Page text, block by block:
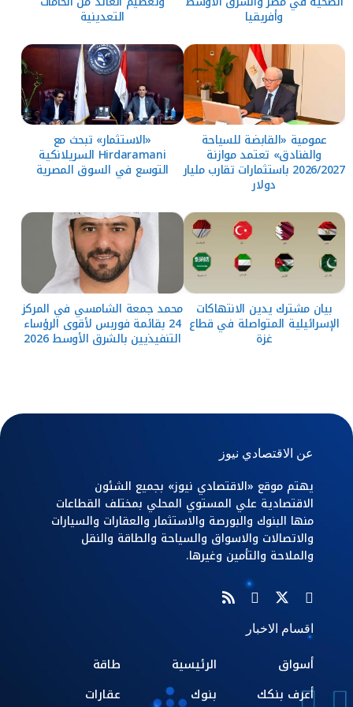
وأفريقيا التعدينية
عمومية «القابضة للسياحة
والفنادق» تعتمد موازنة
2026/2027 باستثمارات تقارب مليار
دولار
«الاستثمار» تبحث مع
Hirdaramani السريلانكية
التوسع في السوق المصرية
بيان مشترك يدين الانتهاكات
الإسرائيلية المتواصلة في قطاع
غزة
محمد جمعة الشامسي في المركز
24 بقائمة فوربس لأقوى الرؤساء
التنفيذيين بالشرق الأوسط 2026
عن الاقتصادي نيوز
يهتم موقع «الاقتصادي نيوز» بجميع الشئون
الاقتصادية علي المستوي المحلي بمختلف القطاعات
منها البنوك والبورصة والاستثمار والعقارات والسيارات
والاتصالات والاسواق والسياحة والطاقة والنقل
والملاحة والتأمين وغيرها.
اقسام الاخبار
أسواق
أعرف بنكك
الرئيسية
بنوك
طاقة
عقارات